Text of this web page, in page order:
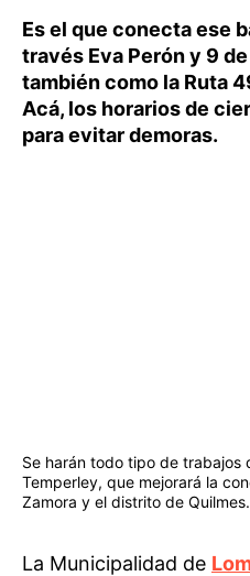
Es el que conecta ese
través Eva Perón y 9
también como la Ruta
Acá, los horarios de
para evitar demoras.
Se harán todo tipo de trabajos
Temperley, que mejorará la
Zamora y el distrito de Quilmes.
La Municipalidad de